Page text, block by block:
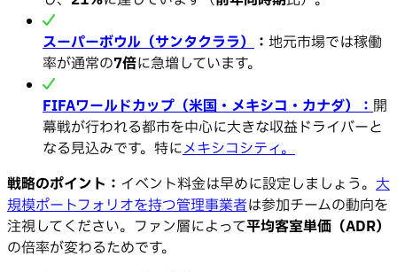
スーパーボウル（サンタクララ） ： 地元市場では稼働
率が通常の7倍に急増しています。
FIFAワールドカップ（米国・メキシコ・カナダ）：開
幕戦が行われる都市を中心に大きな収益ドライバーと
なる見込みです。特にメキシコシティ。
戦略のポイント： イベント料金は早めに設定しましょう。 大
規模ポートフォリオを持つ管理事業者は参加チームの動向を
注視してください。ファン層によって平均客室単価（ADR）
の倍率が変わるためです。